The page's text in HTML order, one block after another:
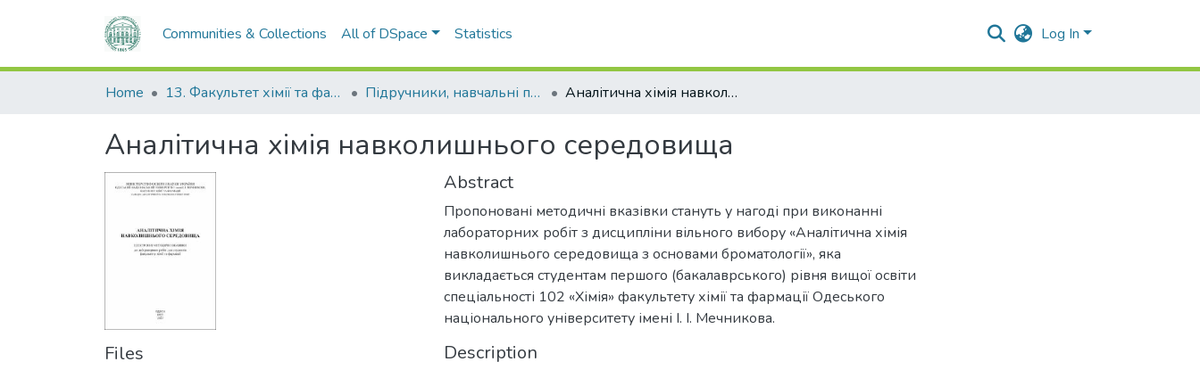
Communities & Collections All of DSpace Statistics Log In
Home 13. Факультет хімії та фармації Підручники, навчальні посібники та інші науково- та навчально-методичні праці ФХФ Аналітична хімія навколишнього середовища
Аналітична хімія навколишнього середовища
Files
Abstract
Пропоновані методичні вказівки стануть у нагоді при виконанні
лабораторних робіт з дисципліни вільного вибору «Аналітична хімія
навколишнього середовища з основами броматології», яка
викладається студентам першого (бакалаврського) рівня вищої освіти
спеціальності 102 «Хімія» факультету хімії та фармації Одеського
національного університету імені І. І. Мечникова.
Description